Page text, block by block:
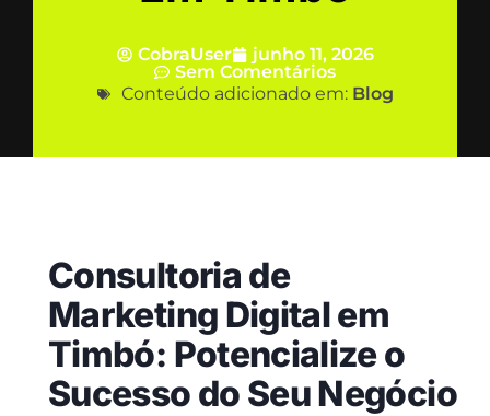
CobraUser
junho 11, 2026
Sem Comentários
Conteúdo adicionado em: Blog
Consultoria de
Marketing Digital em
Timbó: Potencialize o
Sucesso do Seu Negócio